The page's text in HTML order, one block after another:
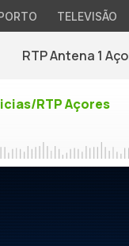
TELEVISÃO
RTP Antena 1
RTP Açores